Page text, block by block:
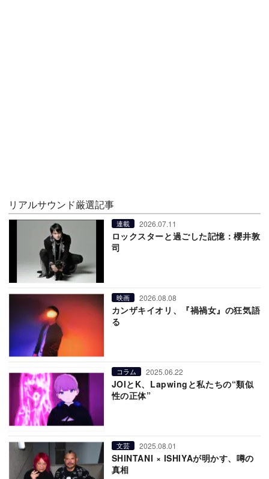
リアルサウンド厳選記事
連載 2026.07.11
ロックスターと過ごした記憶：櫻井敦
司
映画 2026.08.08
カンザキイオリ、『禍禍女』の狂気語
る
コラム 2025.06.22
JOIとK、Lapwingと私たちの“類似
性の正体”
文芸 2025.08.01
SHINTANI × ISHIYAが明かす、噂の
真相